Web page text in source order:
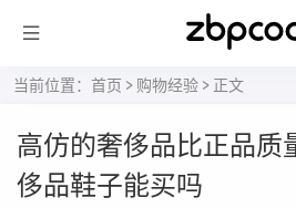
当前位置： 首页 > 购物经验 > 正文
高仿的奢侈品比正品质
侈品鞋子能买吗